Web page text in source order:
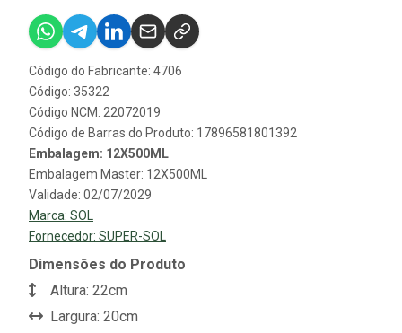
Código do Fabricante: 4706
Código: 35322
Código NCM: 22072019
Código de Barras do Produto: 17896581801392
Embalagem: 12X500ML
Embalagem Master: 12X500ML
Validade: 02/07/2029
Marca: SOL
Fornecedor: SUPER-SOL
Dimensões do Produto
Altura: 22cm
Largura: 20cm